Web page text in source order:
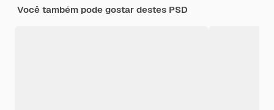
Você também pode gostar destes PSD